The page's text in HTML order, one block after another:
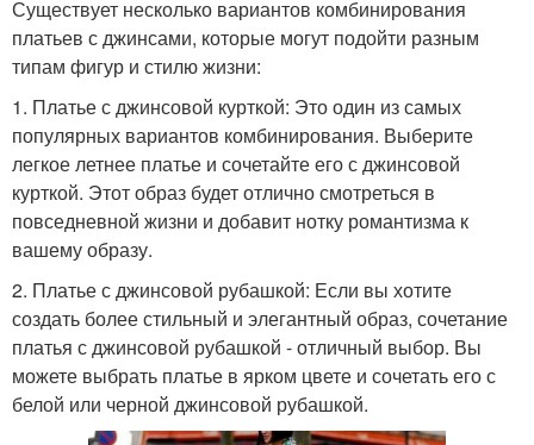
Существует несколько вариантов комбинирования
платьев с джинсами, которые могут подойти разным
типам фигур и стилю жизни:
1. Платье с джинсовой курткой: Это один из самых
популярных вариантов комбинирования. Выберите
легкое летнее платье и сочетайте его с джинсовой
курткой. Этот образ будет отлично смотреться в
повседневной жизни и добавит нотку романтизма к
вашему образу.
2. Платье с джинсовой рубашкой: Если вы хотите
создать более стильный и элегантный образ, сочетание
платья с джинсовой рубашкой - отличный выбор. Вы
можете выбрать платье в ярком цвете и сочетать его с
белой или черной джинсовой рубашкой.